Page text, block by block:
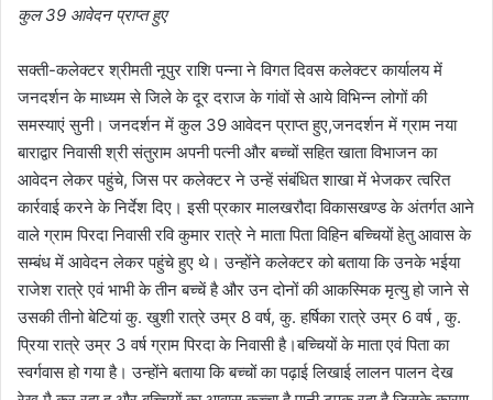
कुल 39 आवेदन प्राप्त हुए
सक्ती-कलेक्टर श्रीमती नूपुर राशि पन्ना ने विगत दिवस कलेक्टर कार्यालय में
जनदर्शन के माध्यम से जिले के दूर दराज के गांवों से आये विभिन्न लोगों की
समस्याएं सुनी। जनदर्शन में कुल 39 आवेदन प्राप्त हुए,जनदर्शन में ग्राम नया
बाराद्वार निवासी श्री संतुराम अपनी पत्नी और बच्चों सहित खाता विभाजन का
आवेदन लेकर पहुंचे, जिस पर कलेक्टर ने उन्हें संबंधित शाखा में भेजकर त्वरित
कार्रवाई करने के निर्देश दिए। इसी प्रकार मालखरौदा विकासखण्ड के अंतर्गत आने
वाले ग्राम पिरदा निवासी रवि कुमार रात्रे ने माता पिता विहिन बच्चियों हेतु आवास के
सम्बंध में आवेदन लेकर पहुंचे हुए थे। उन्होंने कलेक्टर को बताया कि उनके भईया
राजेश रात्रे एवं भाभी के तीन बच्चें है और उन दोनों की आकस्मिक मृत्यु हो जाने से
उसकी तीनो बेटियां कु. खुशी रात्रे उम्र 8 वर्ष, कु. हर्षिका रात्रे उम्र 6 वर्ष , कु.
प्रिया रात्रे उम्र 3 वर्ष ग्राम पिरदा के निवासी है।बच्चियों के माता एवं पिता का
स्वर्गवास हो गया है। उन्होंने बताया कि बच्चों का पढ़ाई लिखाई लालन पालन देख